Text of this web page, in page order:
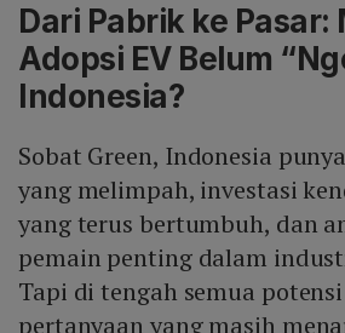
Dari Pabrik ke Pasar:
Adopsi EV Belum
Indonesia?
Sobat Green, Indonesia
yang melimpah, investasi
yang terus bertumbuh, dan
pemain penting dalam
Tapi di tengah semua
pertanyaan yang masih